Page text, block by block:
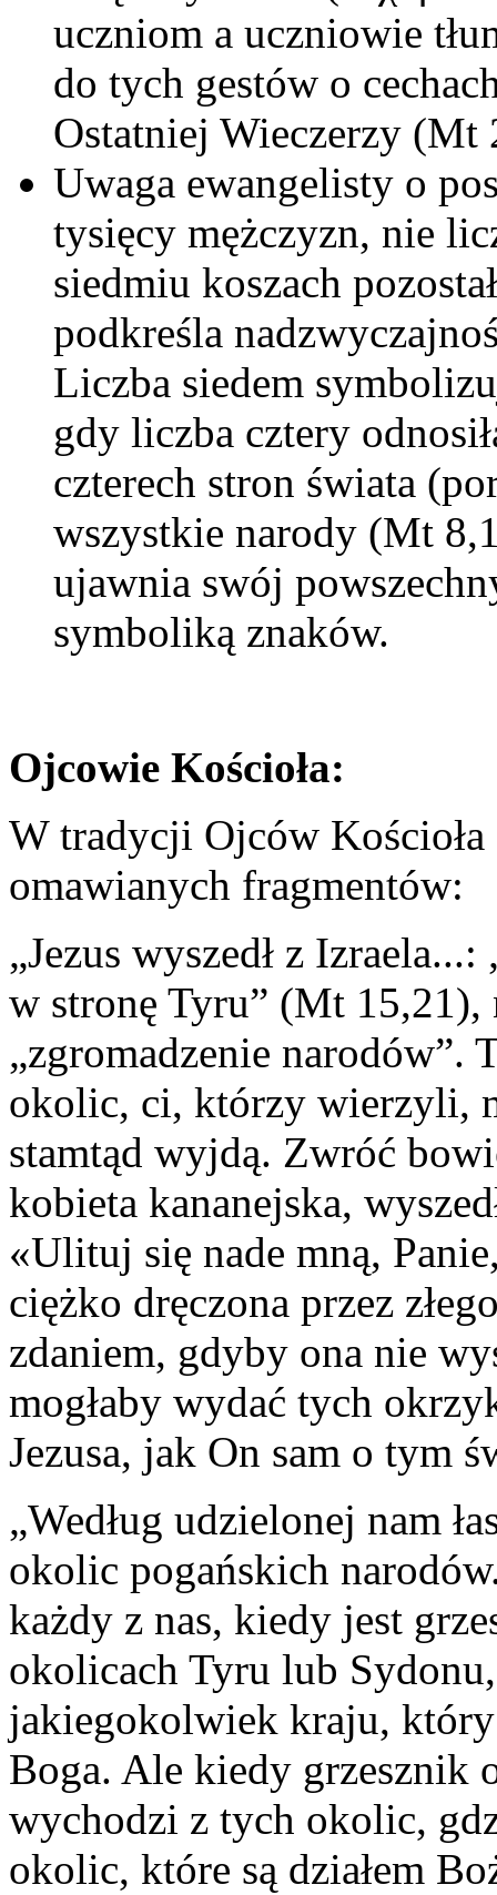
uczniom a uczniowie
do tych gestów o
Ostatniej Wieczerzy
Uwaga ewangelisty o
tysięcy mężczyzn, nie
siedmiu koszach
podkreśla
Liczba siedem
gdy liczba cztery
czterech stron świata
wszystkie narody (Mt
ujawnia swój
symboliką znaków.
Ojcowie Kościoła:
W tradycji Ojców Kościoła
omawianych fragmentów:
„Jezus wyszedł z Izraela...:
w stronę Tyru” (Mt 15,21),
„zgromadzenie narodów”.
okolic, ci, którzy wierzyli,
stamtąd wyjdą. Zwróć
kobieta kananejska,
«Ulituj się nade mną,
ciężko dręczona przez
zdaniem, gdyby ona nie
mogłaby wydać tych
Jezusa, jak On sam o tym
„Według udzielonej nam
okolic pogańskich
każdy z nas, kiedy jest
okolicach Tyru lub
jakiegokolwiek kraju,
Boga. Ale kiedy grzesznik
wychodzi z tych okolic,
okolic, które są działem